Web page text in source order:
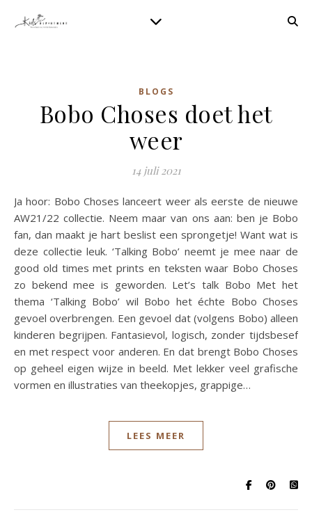
BLOGS
Bobo Choses doet het
weer
14 juli 2021
Ja hoor: Bobo Choses lanceert weer als eerste de nieuwe
AW21/22 collectie. Neem maar van ons aan: ben je Bobo
fan, dan maakt je hart beslist een sprongetje! Want wat is
deze collectie leuk. ‘Talking Bobo’ neemt je mee naar de
good old times met prints en teksten waar Bobo Choses
zo bekend mee is geworden. Let’s talk Bobo Met het
thema ‘Talking Bobo’ wil Bobo het échte Bobo Choses
gevoel overbrengen. Een gevoel dat (volgens Bobo) alleen
kinderen begrijpen. Fantasievol, logisch, zonder tijdsbesef
en met respect voor anderen. En dat brengt Bobo Choses
op geheel eigen wijze in beeld. Met lekker veel grafische
vormen en illustraties van theekopjes, grappige…
LEES MEER